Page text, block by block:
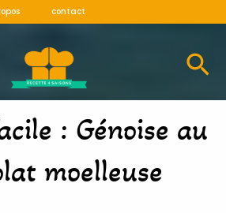
contact
: Génoise au
moelleuse